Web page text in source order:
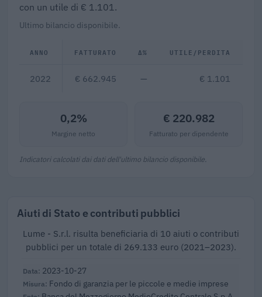
con un utile di € 1.101.
Ultimo bilancio disponibile.
ANNO FATTURATO Δ% UTILE/PERDITA
2022 € 662.945 — € 1.101
0,2%
Margine netto
€ 220.982
Fatturato per dipendente
Indicatori calcolati dai dati dell'ultimo bilancio disponibile.
Aiuti di Stato e contributi pubblici
Lume - S.r.l. risulta beneficiaria di 10 aiuti o contributi
pubblici per un totale di 269.133 euro (2021–2023).
2023-10-27
Fondo di garanzia per le piccole e medie imprese